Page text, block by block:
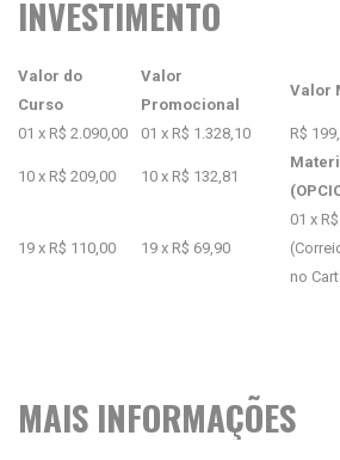
INVESTIMENTO
Valor do
Curso
Valor
Promocional
Valor
01 x R$ 2.090,00 01 x R$ 1.328,10 R$
10 x R$ 209,00 10 x R$ 132,81
19 x R$ 110,00 19 x R$ 69,90
01 x
no
MAIS INFORMAÇÕES